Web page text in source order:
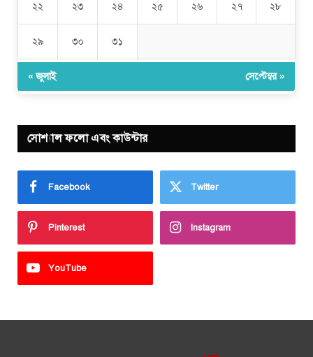
২২ ২৩ ২৪ ২৫ ২৬ ২৭ ২৮
২৯ ৩০ ৩১
« জুলাই সেপ্টেম্বর »
সোশ্যাল ফলো এবং কাউন্টার
Facebook Twitter
Pinterest Instagram
YouTube